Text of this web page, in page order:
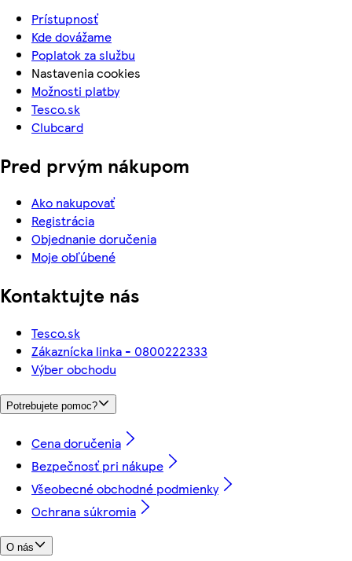
Prístupnosť
Kde dovážame
Poplatok za službu
Nastavenia cookies
Možnosti platby
Tesco.sk
Clubcard
Pred prvým nákupom
Ako nakupovať
Registrácia
Objednanie doručenia
Moje obľúbené
Kontaktujte nás
Tesco.sk
Zákaznícka linka - 0800222333
Výber obchodu
Potrebujete pomoc?
Cena doručenia
Bezpečnosť pri nákupe
Všeobecné obchodné podmienky
Ochrana súkromia
O nás